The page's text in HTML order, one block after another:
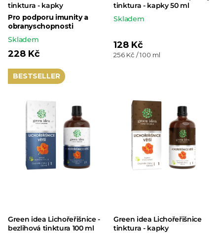
tinktura - kapky
Pro podporu imunity a
obranyschopnosti
Skladem
228 Kč
tinktura - kapky 50 ml
Skladem
128 Kč
Měrná
256 Kč / 100 ml
BESTSELLER
Green idea Lichořeřišnice -
bezlihová tinktura 100 ml
Green idea Lichořeřišnice
tinktura - kapky